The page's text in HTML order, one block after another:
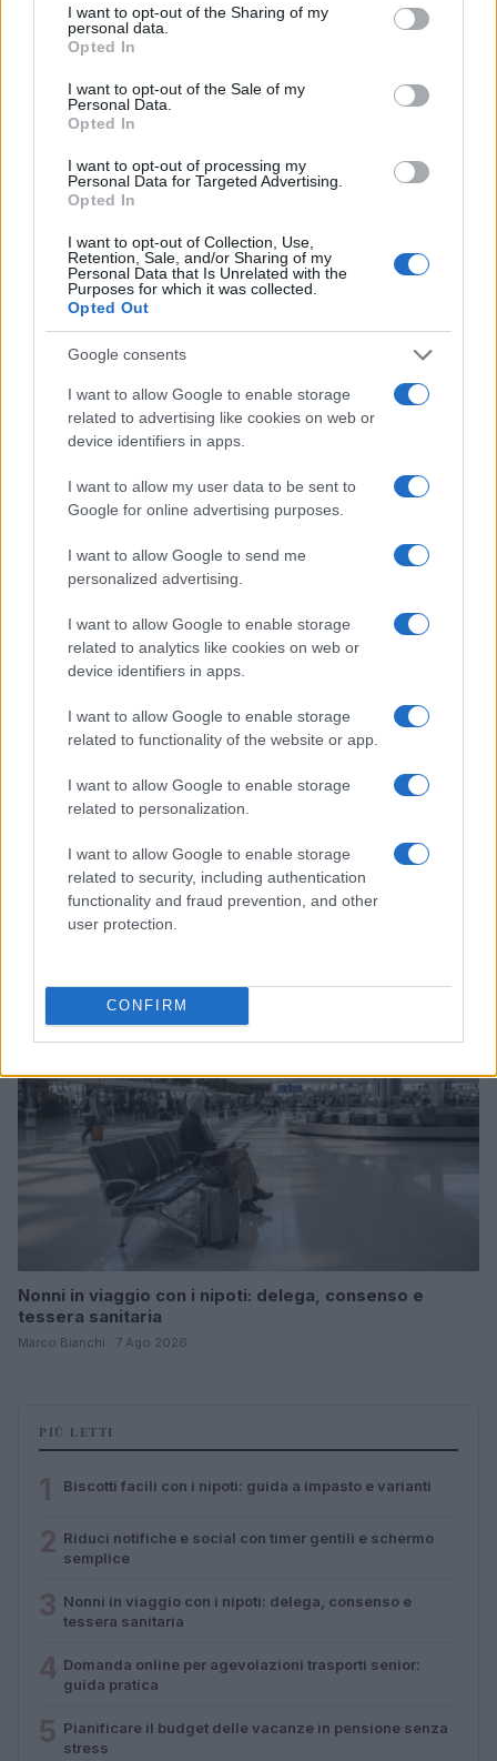
not limited to your visit or usage behaviour. You may click to
grant or deny consent to Google and its third-party tags to
use your data for below specified purposes in below Google
consent section.
I want to opt-out of the Sharing of my
personal data.
Opted In
I want to opt-out of the Sale of my
Personal Data.
Opted In
I want to opt-out of processing my
Personal Data for Targeted Advertising.
Opted In
I want to opt-out of Collection, Use,
Retention, Sale, and/or Sharing of my
Personal Data that Is Unrelated with the
Purposes for which it was collected.
Opted Out
Google consents
I want to allow Google to enable storage
related to advertising like cookies on web or
device identifiers in apps.
I want to allow my user data to be sent to
Google for online advertising purposes.
I want to allow Google to send me
personalized advertising.
I want to allow Google to enable storage
related to analytics like cookies on web or
device identifiers in apps.
I want to allow Google to enable storage
related to functionality of the website or app.
I want to allow Google to enable storage
related to personalization.
I want to allow Google to enable storage
related to security, including authentication
functionality and fraud prevention, and other
user protection.
CONFIRM
Continua a leggere
COME FARE
Biscotti facili con i nipoti: guida a impasto e varianti
COME FARE
Riduci notifiche e social con timer gentili e schermo
semplice
Matteo Pellegrino · 8 Ago 2026
COME FARE
Nonni in viaggio con i nipoti: delega, consenso e
tessera sanitaria
Marco Bianchi · 7 Ago 2026
PIÙ LETTI
Biscotti facili con i nipoti: guida a impasto e varianti
Riduci notifiche e social con timer gentili e schermo
semplice
Nonni in viaggio con i nipoti: delega, consenso e
tessera sanitaria
Domanda online per agevolazioni trasporti senior:
guida pratica
Pianificare il budget delle vacanze in pensione senza
stress